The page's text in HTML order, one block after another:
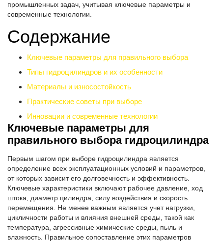
промышленных задач, учитывая ключевые параметры и
современные технологии.
Содержание
Ключевые параметры для правильного выбора
Типы гидроцилиндров и их особенности
Материалы и износостойкость
Практические советы при выборе
Инновации и современные технологии
Ключевые параметры для
правильного выбора гидроцилиндра
Первым шагом при выборе гидроцилиндра является
определение всех эксплуатационных условий и параметров,
от которых зависит его долговечность и эффективность.
Ключевые характеристики включают рабочее давление, ход
штока, диаметр цилиндра, силу воздействия и скорость
перемещения. Не менее важным является учет нагрузки,
цикличности работы и влияния внешней среды, такой как
температура, агрессивные химические среды, пыль и
влажность. Правильное сопоставление этих параметров